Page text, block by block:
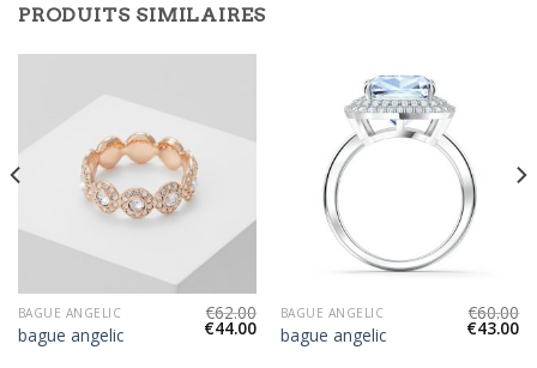
PRODUITS SIMILAIRES
BAGUE ANGELIC
bague angelic
€62.00
€44.00
BAGUE ANGELIC
bague angelic
€60.00
€43.00